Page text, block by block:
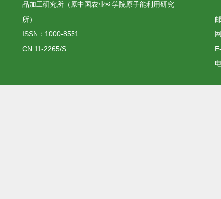
品加工研究所（原中国农业科学院原子能利用研究
所）
ISSN：1000-8551
CN 11-2265/S